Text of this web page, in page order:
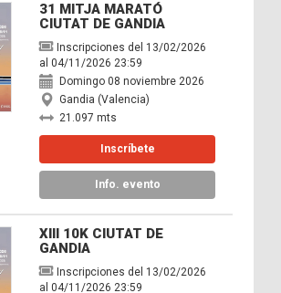
31 MITJA MARATÓ
CIUTAT DE GANDIA
Inscripciones del 13/02/2026
al 04/11/2026 23:59
Domingo 08 noviembre 2026
Gandia (Valencia)
21.097 mts
Inscríbete
Info. evento
XIII 10K CIUTAT DE
GANDIA
Inscripciones del 13/02/2026
al 04/11/2026 23:59